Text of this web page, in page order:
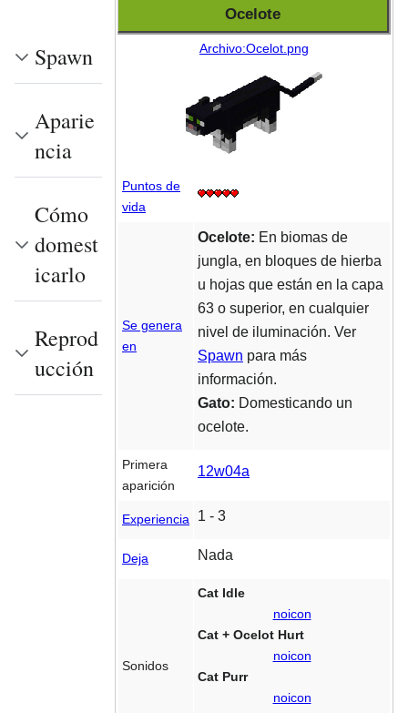
Ocelote
Archivo:Ocelot.png
Puntos de
vida
Se genera
en
Ocelote: En biomas de
jungla, en bloques de hierba
u hojas que están en la capa
63 o superior, en cualquier
nivel de iluminación. Ver
Spawn para más
información.
Gato: Domesticando un
ocelote.
Primera
aparición
12w04a
Experiencia 1 - 3
Deja Nada
Sonidos
Cat Idle
noicon
Cat + Ocelot Hurt
noicon
Cat Purr
noicon
Spawn
Aparie
ncia
Cómo
domest
icarlo
Reprod
ucción